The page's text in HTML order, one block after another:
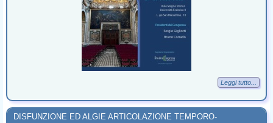
Leggi tutto...
DISFUNZIONE ED ALGIE ARTICOLAZIONE TEMPORO-